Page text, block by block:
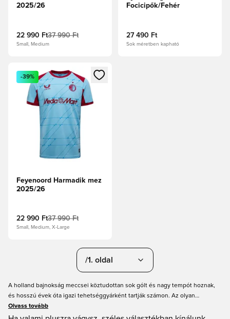
2025/26
22 990 Ft37 990 Ft
Small, Medium
Focicipők/Fehér
27 490 Ft
Sok méretben kapható
Megnyit egy modált a bejelentkezéshez vagy a tagként
-39%
Feyenoord Harmadik mez
2025/26
22 990 Ft37 990 Ft
Small, Medium, X-Large
/1. oldal
A holland bajnokság meccsei köztudottan sok gólt és nagy tempót hoznak,
és hosszú évek óta igazi tehetséggyárként tartják számon. Az olyan
klubokkal, mint az Ajax és a rengeteg tehetségük, szinte garantált a gólzápor
a holland ligában. Hollandia legnagyobb klubjai hosszú évek óta az Ajax és a
Olvass tovább